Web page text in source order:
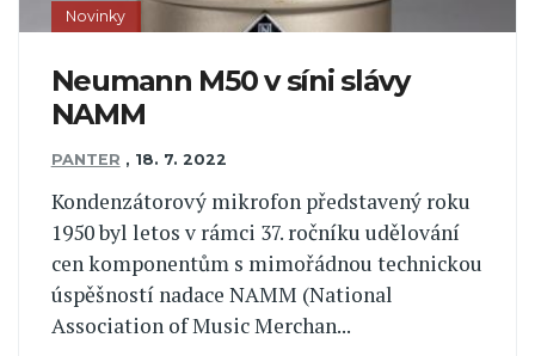
Novinky
Neumann M50 v síni slávy
NAMM
PANTER , 18. 7. 2022
Kondenzátorový mikrofon představený roku
1950 byl letos v rámci 37. ročníku udělování
cen komponentům s mimořádnou technickou
úspěšností nadace NAMM (National
Association of Music Merchan...